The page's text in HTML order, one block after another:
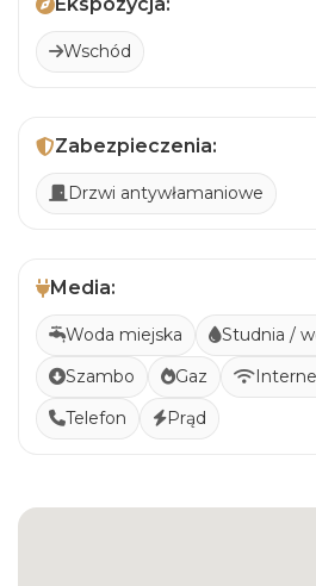
Wschód
Zabezpieczenia:
Drzwi antywłamaniowe
Media:
Woda miejska
Studnia /
Szambo
Gaz
Telefon
Prąd